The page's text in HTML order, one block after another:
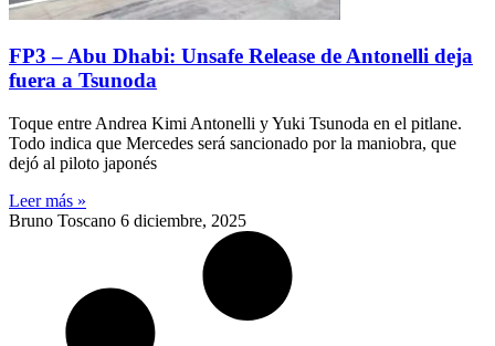
FP3 – Abu Dhabi: Unsafe Release de Antonelli deja
fuera a Tsunoda
Toque entre Andrea Kimi Antonelli y Yuki Tsunoda en el pitlane.
Todo indica que Mercedes será sancionado por la maniobra, que
dejó al piloto japonés
Leer más »
Bruno Toscano 6 diciembre, 2025